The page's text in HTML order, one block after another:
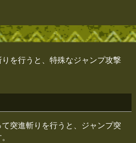
を行うと、特殊なジャンプ攻撃
突進斬りを行うと、ジャンプ突